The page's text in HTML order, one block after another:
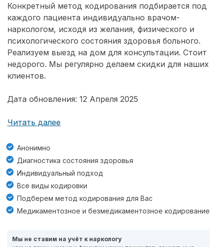
Конкретный метод кодирования подбирается под
каждого пациента индивидуально врачом-
наркологом, исходя из желания, физического и
психологического состояния здоровья больного.
Реализуем выезд на дом для консультации. Стоит
недорого. Мы регулярно делаем скидки для наших
клиентов.
Дата обновления: 12 Апреля 2025
Читать далее
Анонимно
Диагностика состояния здоровья
Индивидуальный подход
Все виды кодировки
Подберем метод кодирования для Вас
Медикаментозное и безмедикаментозное кодирование
Мы не ставим на учёт к наркологу